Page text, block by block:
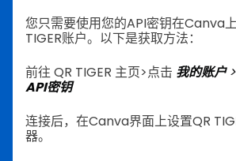
您只需要使用您的API密钥在Canva
TIGER账户。以下是获取方法：
前往 QR TIGER 主页>点击 我的账户>
API密钥
连接后，在Canva界面上设置QR
器。